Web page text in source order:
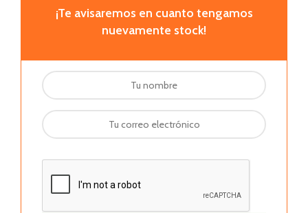
¡Te avisaremos en cuanto tengamos
nuevamente stock!